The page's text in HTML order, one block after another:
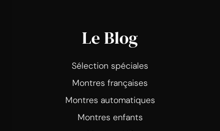
Le Blog
Sélection spéciales
Montres françaises
Montres automatiques
Montres enfants